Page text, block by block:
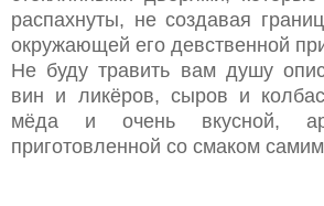
распахнуты, не создавая
окружающей его девственной
Не буду травить вам душу
вин и ликёров, сыров и
мёда и очень вкусной,
приготовленной со смаком